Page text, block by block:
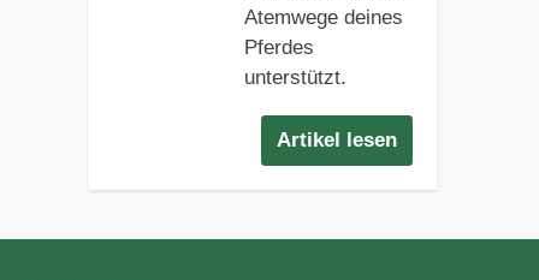
Atemwege deines
Pferdes
unterstützt.
Artikel lesen